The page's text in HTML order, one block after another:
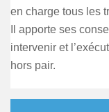
en charge tous les
Il apporte ses
intervenir et
hors pair.